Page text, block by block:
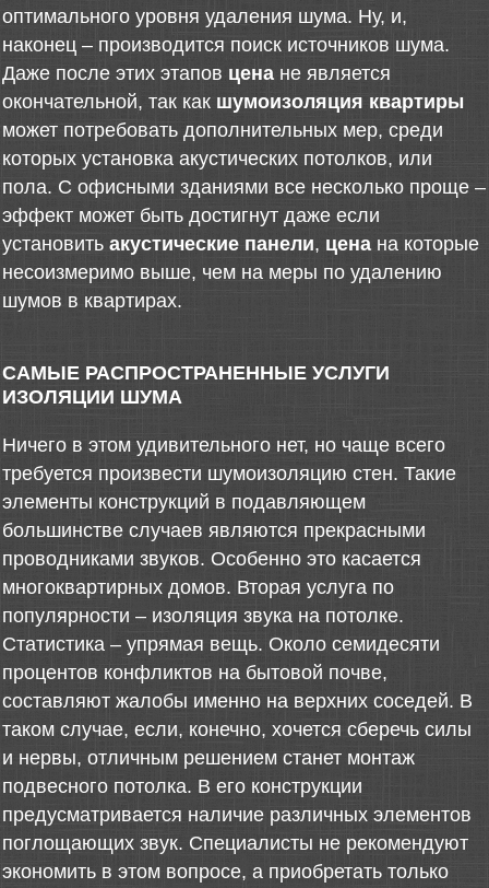
оптимального уровня удаления шума. Ну, и,
наконец – производится поиск источников шума.
Даже после этих этапов цена не является
окончательной, так как шумоизоляция квартиры
может потребовать дополнительных мер, среди
которых установка акустических потолков, или
пола. С офисными зданиями все несколько проще –
эффект может быть достигнут даже если
установитьакустические панели, цена на которые
несоизмеримо выше, чем на меры по удалению
шумов в квартирах.
САМЫЕ РАСПРОСТРАНЕННЫЕ УСЛУГИ
ИЗОЛЯЦИИ ШУМА
Ничего в этом удивительного нет, но чаще всего
требуется произвести шумоизоляцию стен. Такие
элементы конструкций в подавляющем
большинстве случаев являются прекрасными
проводниками звуков. Особенно это касается
многоквартирных домов. Вторая услуга по
популярности – изоляция звука на потолке.
Статистика – упрямая вещь. Около семидесяти
процентов конфликтов на бытовой почве,
составляют жалобы именно на верхних соседей. В
таком случае, если, конечно, хочется сберечь силы
и нервы, отличным решением станет монтаж
подвесного потолка. В его конструкции
предусматривается наличие различных элементов
поглощающих звук. Специалисты не рекомендуют
экономить в этом вопросе, а приобретать только